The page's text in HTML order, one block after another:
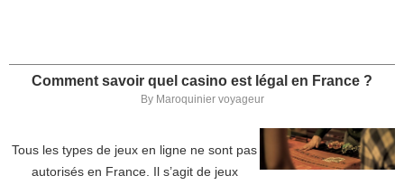
Comment savoir quel casino est légal en France ?
By Maroquinier voyageur
Tous les types de jeux en ligne ne sont pas
autorisés en France. Il s’agit de jeux